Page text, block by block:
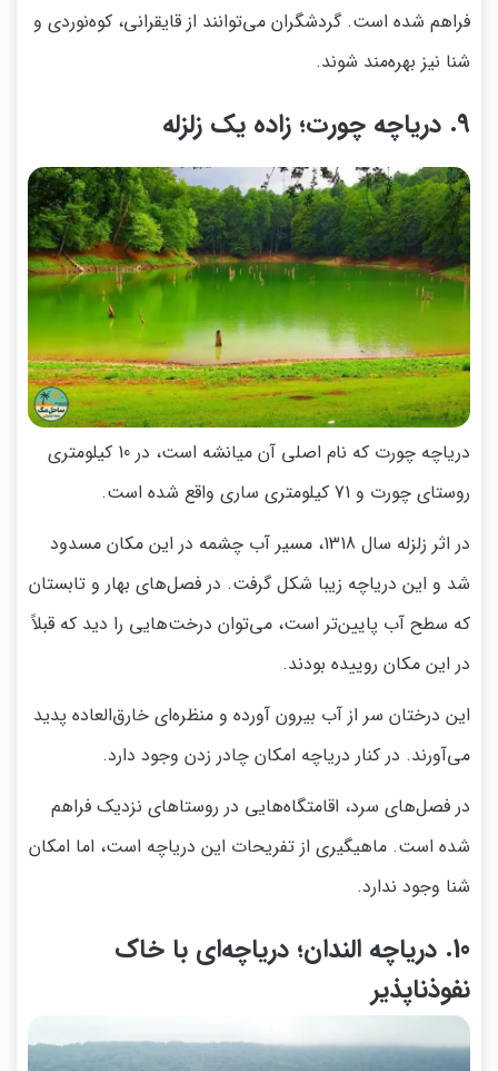
فراهم شده است. گردشگران می‌توانند از قایقرانی، کوه‌نوردی و
شنا نیز بهره‌مند شوند.
9. دریاچه چورت؛ زاده یک زلزله
دریاچه چورت که نام اصلی آن میانشه است، در 10 کیلومتری
روستای چورت و 71 کیلومتری ساری واقع شده است.
در اثر زلزله سال 1318، مسیر آب چشمه در این مکان مسدود
شد و این دریاچه زیبا شکل گرفت. در فصل‌های بهار و تابستان
که سطح آب پایین‌تر است، می‌توان درخت‌هایی را دید که قبلاً
در این مکان روییده بودند.
این درختان سر از آب بیرون آورده و منظره‌ای خارق‌العاده پدید
می‌آورند. در کنار دریاچه امکان چادر زدن وجود دارد.
در فصل‌های سرد، اقامتگاه‌هایی در روستاهای نزدیک فراهم
شده است. ماهیگیری از تفریحات این دریاچه است، اما امکان
شنا وجود ندارد.
10. دریاچه الندان؛ دریاچه‌ای با خاک
نفوذناپذیر